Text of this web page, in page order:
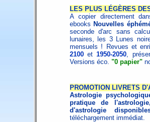
LES PLUS LÉGÈRES
A copier directement
ebooks Nouvelles
seconde d'arc sans
lunaires, les 3 Lunes
mensuels ! Revues et
2100 et1950-2050,
Versions éco. "0 papier"
PROMOTION LIVRETS
Astrologie
pratique de
d'astrologie
téléchargement immédiat.